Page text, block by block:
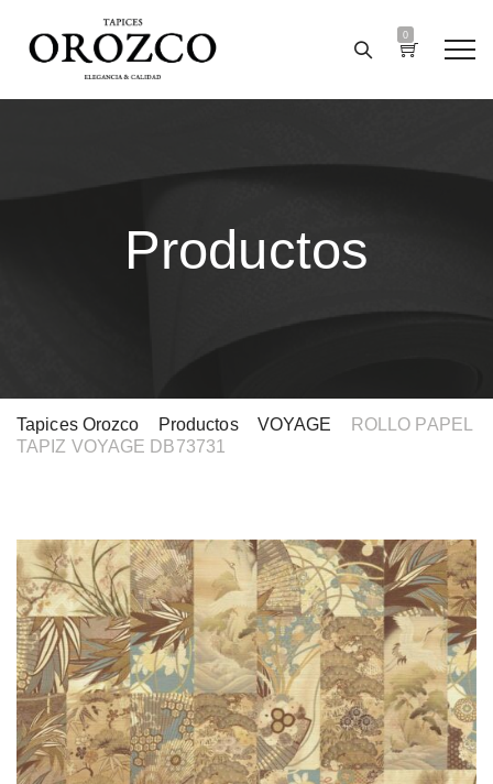
0
Productos
Tapices Orozco Productos> VOYAGE
ROLLO PAPEL
TAPIZ VOYAGE DB73731